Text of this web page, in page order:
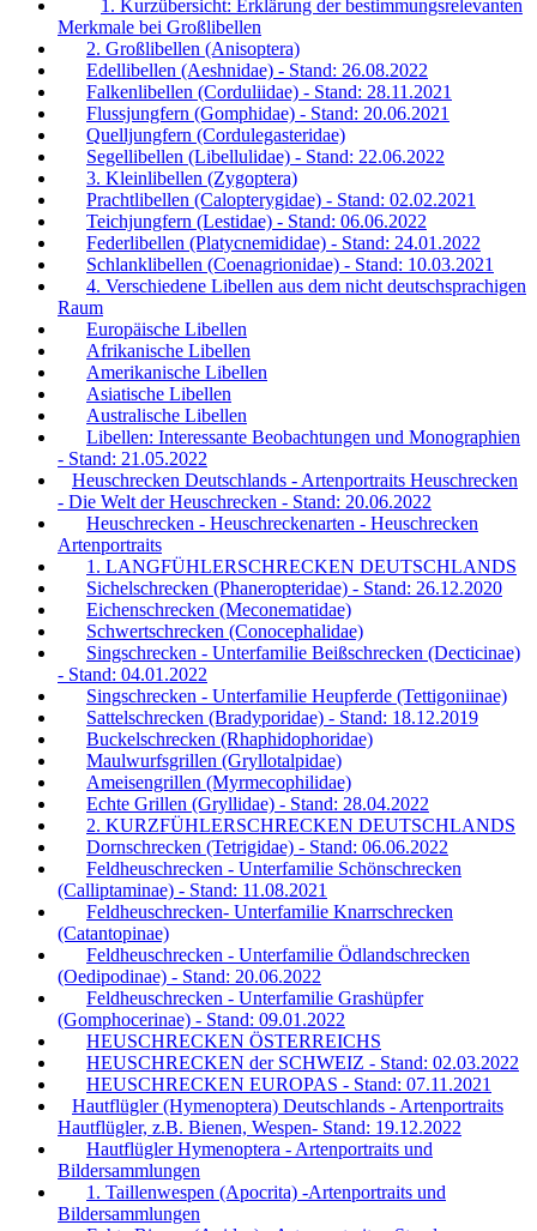
1. Kurzübersicht: Erklärung der bestimmungsrelevanten
Merkmale bei Großlibellen
2. Großlibellen (Anisoptera)
Edellibellen (Aeshnidae) - Stand: 26.08.2022
Falkenlibellen (Corduliidae) - Stand: 28.11.2021
Flussjungfern (Gomphidae) - Stand: 20.06.2021
Quelljungfern (Cordulegasteridae)
Segellibellen (Libellulidae) - Stand: 22.06.2022
3. Kleinlibellen (Zygoptera)
Prachtlibellen (Calopterygidae) - Stand: 02.02.2021
Teichjungfern (Lestidae) - Stand: 06.06.2022
Federlibellen (Platycnemididae) - Stand: 24.01.2022
Schlanklibellen (Coenagrionidae) - Stand: 10.03.2021
4. Verschiedene Libellen aus dem nicht deutschsprachigen
Raum
Europäische Libellen
Afrikanische Libellen
Amerikanische Libellen
Asiatische Libellen
Australische Libellen
Libellen: Interessante Beobachtungen und Monographien
- Stand: 21.05.2022
Heuschrecken Deutschlands - Artenportraits Heuschrecken
- Die Welt der Heuschrecken - Stand: 20.06.2022
Heuschrecken - Heuschreckenarten - Heuschrecken
Artenportraits
1. LANGFÜHLERSCHRECKEN DEUTSCHLANDS
Sichelschrecken (Phaneropteridae) - Stand: 26.12.2020
Eichenschrecken (Meconematidae)
Schwertschrecken (Conocephalidae)
Singschrecken - Unterfamilie Beißschrecken (Decticinae)
- Stand: 04.01.2022
Singschrecken - Unterfamilie Heupferde (Tettigoniinae)
Sattelschrecken (Bradyporidae) - Stand: 18.12.2019
Buckelschrecken (Rhaphidophoridae)
Maulwurfsgrillen (Gryllotalpidae)
Ameisengrillen (Myrmecophilidae)
Echte Grillen (Gryllidae) - Stand: 28.04.2022
2. KURZFÜHLERSCHRECKEN DEUTSCHLANDS
Dornschrecken (Tetrigidae) - Stand: 06.06.2022
Feldheuschrecken - Unterfamilie Schönschrecken
(Calliptaminae) - Stand: 11.08.2021
Feldheuschrecken- Unterfamilie Knarrschrecken
(Catantopinae)
Feldheuschrecken - Unterfamilie Ödlandschrecken
(Oedipodinae) - Stand: 20.06.2022
Feldheuschrecken - Unterfamilie Grashüpfer
(Gomphocerinae) - Stand: 09.01.2022
HEUSCHRECKEN ÖSTERREICHS
HEUSCHRECKEN der SCHWEIZ - Stand: 02.03.2022
HEUSCHRECKEN EUROPAS - Stand: 07.11.2021
Hautflügler (Hymenoptera) Deutschlands - Artenportraits
Hautflügler, z.B. Bienen, Wespen- Stand: 19.12.2022
Hautflügler Hymenoptera - Artenportraits und
Bildersammlungen
1. Taillenwespen (Apocrita) -Artenportraits und
Bildersammlungen